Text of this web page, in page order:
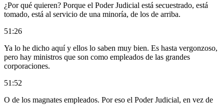
¿Por qué quieren? Porque el Poder Judicial está secuestrado, está
tomado, está al servicio de una minoría, de los de arriba.
51:26
Ya lo he dicho aquí y ellos lo saben muy bien. Es hasta vergonzoso,
pero hay ministros que son como empleados de las grandes
corporaciones.
51:52
O de los magnates empleados. Por eso el Poder Judicial, en vez de